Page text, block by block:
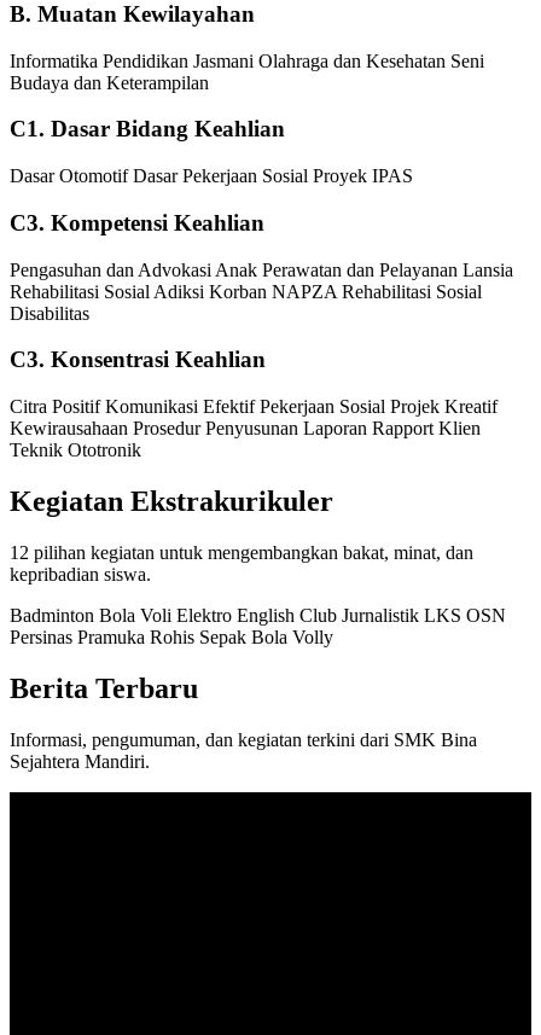
B. Muatan Kewilayahan
Informatika Pendidikan Jasmani Olahraga dan Kesehatan Seni
Budaya dan Keterampilan
C1. Dasar Bidang Keahlian
Dasar OtomotifDasar Pekerjaan Sosial Proyek IPAS
C3. Kompetensi Keahlian
Pengasuhan dan Advokasi Anak Perawatan dan Pelayanan Lansia
Rehabilitasi Sosial Adiksi Korban NAPZA Rehabilitasi Sosial
Disabilitas
C3. Konsentrasi Keahlian
Citra PositifKomunikasi EfektifPekerjaan Sosial Projek Kreatif
Kewirausahaan Prosedur Penyusunan Laporan Rapport Klien
Teknik Ototronik
Kegiatan Ekstrakurikuler
12 pilihan kegiatan untuk mengembangkan bakat, minat, dan
kepribadian siswa.
Badminton Bola Voli Elektro English Club Jurnalistik LKS OSN
Persinas Pramuka Rohis Sepak Bola Volly
Berita Terbaru
Informasi, pengumuman, dan kegiatan terkini dari SMK Bina
Sejahtera Mandiri.